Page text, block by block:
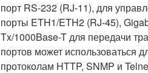
порт RS-232 (RJ-11), для
порты ETH1/ETH2 (RJ-45),
Tx/1000Base-T для передачи
портов может использоваться
протоколам HTTP, SNMP и